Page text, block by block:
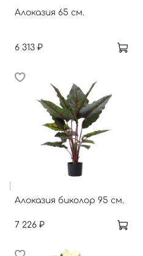
Алоказия 65 см.
6 313 ₽
Алоказия биколор 95 см.
7 226 ₽